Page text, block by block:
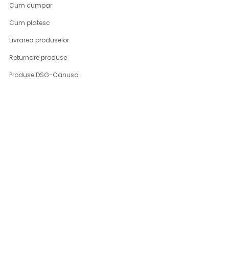
Cum cumpar
Cum platesc
Livrarea produselor
Returnare produse
Produse DSG-Canusa